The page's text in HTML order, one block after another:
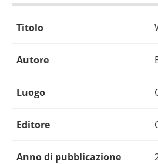
Titolo
Autore
Luogo
Editore
Anno di pubblicazione